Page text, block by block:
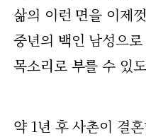
삶의 이런 면을 이제
중년의 백인 남성으
목소리로 부를 수 있
약 1년 후 사촌이 결